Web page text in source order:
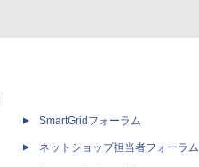
SmartGridフォーラム
ネットショップ担当者フォーラム